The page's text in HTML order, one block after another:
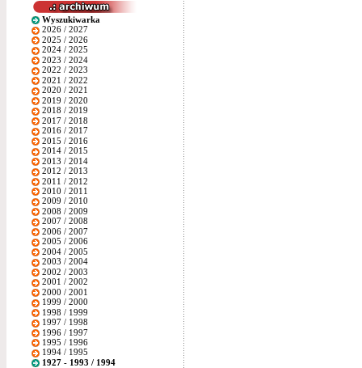
Wyszukiwarka
2026 / 2027
2025 / 2026
2024 / 2025
2023 / 2024
2022 / 2023
2021 / 2022
2020 / 2021
2019 / 2020
2018 / 2019
2017 / 2018
2016 / 2017
2015 / 2016
2014 / 2015
2013 / 2014
2012 / 2013
2011 / 2012
2010 / 2011
2009 / 2010
2008 / 2009
2007 / 2008
2006 / 2007
2005 / 2006
2004 / 2005
2003 / 2004
2002 / 2003
2001 / 2002
2000 / 2001
1999 / 2000
1998 / 1999
1997 / 1998
1996 / 1997
1995 / 1996
1994 / 1995
1927 - 1993 / 1994